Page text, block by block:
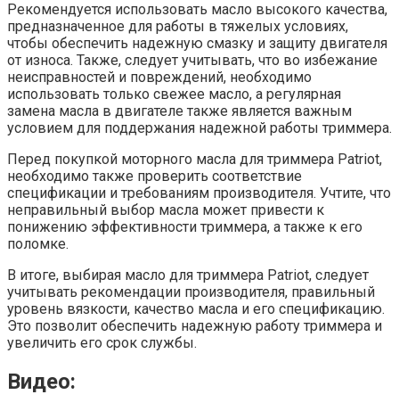
Рекомендуется использовать масло высокого качества,
предназначенное для работы в тяжелых условиях,
чтобы обеспечить надежную смазку и защиту двигателя
от износа. Также, следует учитывать, что во избежание
неисправностей и повреждений, необходимо
использовать только свежее масло, а регулярная
замена масла в двигателе также является важным
условием для поддержания надежной работы триммера.
Перед покупкой моторного масла для триммера Patriot,
необходимо также проверить соответствие
спецификации и требованиям производителя. Учтите, что
неправильный выбор масла может привести к
понижению эффективности триммера, а также к его
поломке.
В итоге, выбирая масло для триммера Patriot, следует
учитывать рекомендации производителя, правильный
уровень вязкости, качество масла и его спецификацию.
Это позволит обеспечить надежную работу триммера и
увеличить его срок службы.
Видео: